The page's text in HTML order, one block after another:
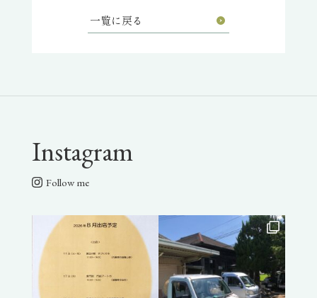
一覧に戻る
Instagram
Follow me